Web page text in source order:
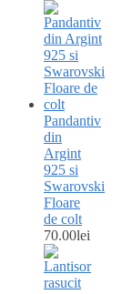
Pandantiv
din
Argint
925 si
Swarovski
Floare
de colt
70.00lei